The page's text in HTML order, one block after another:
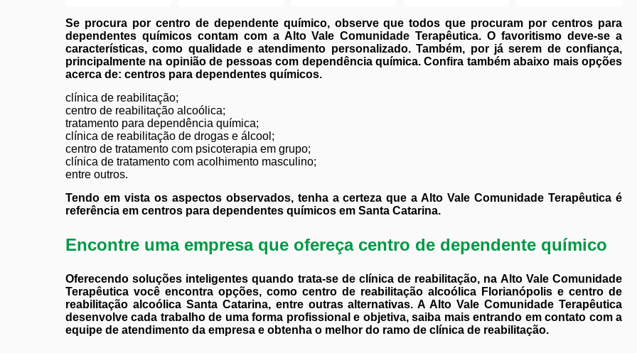
Se procura por centro de dependente químico, observe que todos que procuram por centros para
dependentes químicos contam com a Alto Vale Comunidade Terapêutica. O favoritismo deve-se a
características, como qualidade e atendimento personalizado. Também, por já serem de confiança,
principalmente na opinião de pessoas com dependência química. Confira também abaixo mais opções
acerca de: centros para dependentes químicos.
clínica de reabilitação;
centro de reabilitação alcoólica;
tratamento para dependência química;
clínica de reabilitação de drogas e álcool;
centro de tratamento com psicoterapia em grupo;
clínica de tratamento com acolhimento masculino;
entre outros.
Tendo em vista os aspectos observados, tenha a certeza que a Alto Vale Comunidade Terapêutica é
referência em centros para dependentes químicos em Santa Catarina.
Encontre uma empresa que ofereça centro de dependente químico
Oferecendo soluções inteligentes quando trata-se de clínica de reabilitação, na Alto Vale Comunidade
Terapêutica você encontra opções, como centro de reabilitação alcoólica Florianópolis e centro de
reabilitação alcoólica Santa Catarina, entre outras alternativas. A Alto Vale Comunidade Terapêutica
desenvolve cada trabalho de uma forma profissional e objetiva, saiba mais entrando em contato com a
equipe de atendimento da empresa e obtenha o melhor do ramo de clínica de reabilitação.